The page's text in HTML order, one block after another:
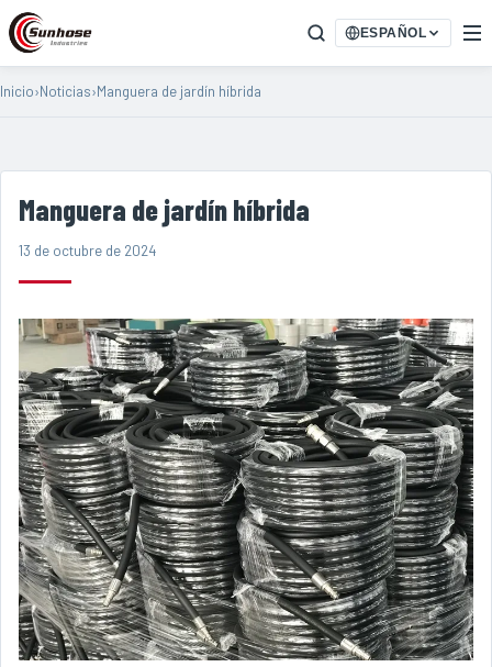
ESPAÑOL
Inicio›Noticias›Manguera de jardín híbrida
Manguera de jardín híbrida
13 de octubre de 2024